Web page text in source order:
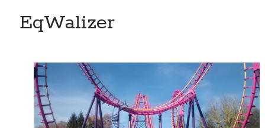
EqWalizer